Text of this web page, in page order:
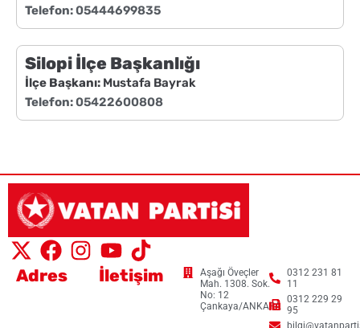
Telefon:05444699835
Silopi İlçe Başkanlığı
İlçe Başkanı: Mustafa Bayrak
Telefon:05422600808
Adres
Aşağı Öveçler
Mah. 1308. Sok.
No: 12
Çankaya/ANKARA
İletişim
0312 231 81
11
0312 229 29
95